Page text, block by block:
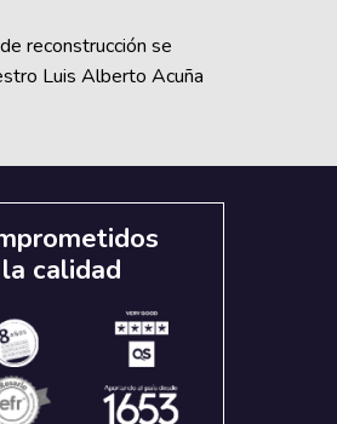
reconstrucción se
Luis Alberto Acuña
calidad